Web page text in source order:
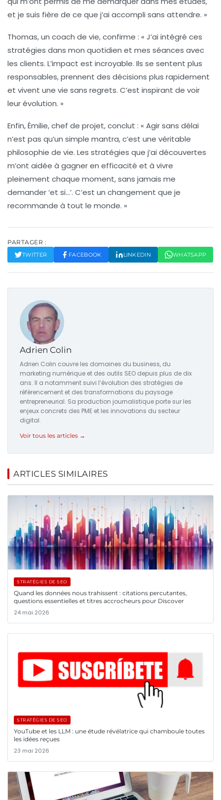
et je suis fière de ce que j’ai accompli sans attendre. »
Thomas, un coach de vie, confirme : « J’ai intégré ces
stratégies dans mon quotidien et mes séances avec
les clients. L’impact est incroyable. Ils se sentent plus
responsables, prennent des décisions plus rapidement
et vivent une vie sans regrets. C’est inspirant de voir
leur évolution. »
Enfin, Émilie, chef de projet, conclut : « Agir sans délai
n’est pas qu’un simple mantra, c’est une véritable
philosophie de vie. Les stratégies que j’ai découvertes
m’ont aidée à gagner en efficacité et à vivre
pleinement chaque moment, sans jamais me
demander ‘et si…’. C’est un changement que je
recommande à tout le monde. »
PARTAGER :
TWITTER FACEBOOK LINKEDIN WHATSAPP
Adrien Colin
Adrien Colin couvre les domaines du business, du
marketing numérique et des outils SEO depuis plus de dix
ans. Il a notamment suivi l’évolution des stratégies de
référencement et des transformations du paysage
entrepreneurial. Sa production journalistique porte sur les
enjeux concrets des PME et les innovations du secteur
digital.
Voir tous les articles →
ARTICLES SIMILAIRES
STRATÉGIES DE SEO
Quand les données nous trahissent : citations percutantes,
questions essentielles et titres accrocheurs pour Discover
24 mai 2026
STRATÉGIES DE SEO
YouTube et les LLM : une étude révélatrice qui chamboule toutes
les idées reçues
23 mai 2026